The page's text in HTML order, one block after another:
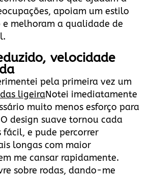
apoiam um estilo
melhoram a qualidade de
velocidade
pela primeira vez um
ligeiraNotei imediatamente
muito menos esforço para
design suave tornou cada
fácil, e pude percorrer
longas com maior
me cansar rapidamente.
sobre rodas, dando-me